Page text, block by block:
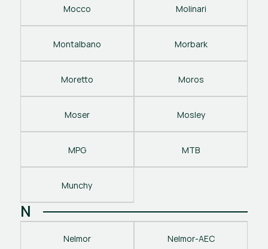
Mocco Molinari
Montalbano Morbark
Moretto Moros
Moser Mosley
MPG MTB
Munchy
N
Nelmor Nelmor-AEC